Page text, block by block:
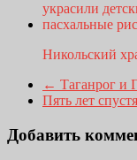
Никольский
← Таганрог и
Пять лет
Добавить